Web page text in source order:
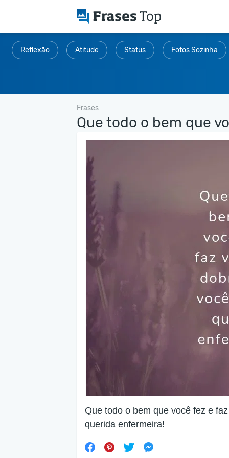
Reflexão Atitude Status Fotos Sozinha
Frases
Que todo o bem que
Que todo o bem que você fez e
querida enfermeira!